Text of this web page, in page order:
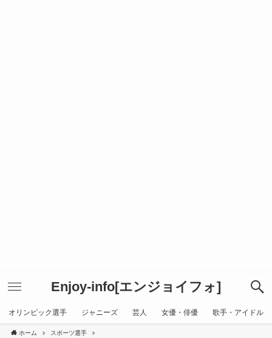
Enjoy-info[エンジョイフォ]
オリンピック選手 ジャニーズ 芸人 女優・俳優 歌手・アイドル
ホーム スポーツ選手